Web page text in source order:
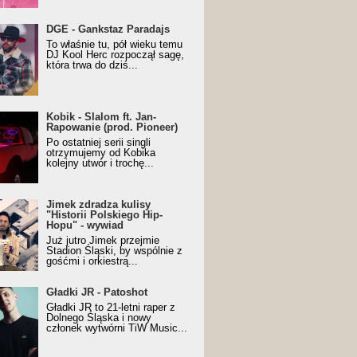
z nagrodą za
Trueschoolowy
Roku (Popkillery 2023)
DGE - Gankstaz Paradajs
To właśnie tu, pół wieku temu
DJ Kool Herc rozpoczął sagę,
która trwa do dziś...
- Slalom ft. Jan-
(prod. Pioneer)
Music Visualiser]
Kobik - Slalom ft. Jan-
Rapowanie (prod. Pioneer)
Po ostatniej serii singli
otrzymujemy od Kobika
kolejny utwór i trochę...
zdradza kulisy "Historii
Hip-Hopu" - wywiad
Jimek zdradza kulisy
"Historii Polskiego Hip-
Hopu" - wywiad
Już jutro Jimek przejmie
Stadion Śląski, by wspólnie z
gośćmi i orkiestrą...
JR - Patoshot
Gładki JR - Patoshot
Gładki JR to 21-letni raper z
Dolnego Śląska i nowy
członek wytwórni TiW Music...